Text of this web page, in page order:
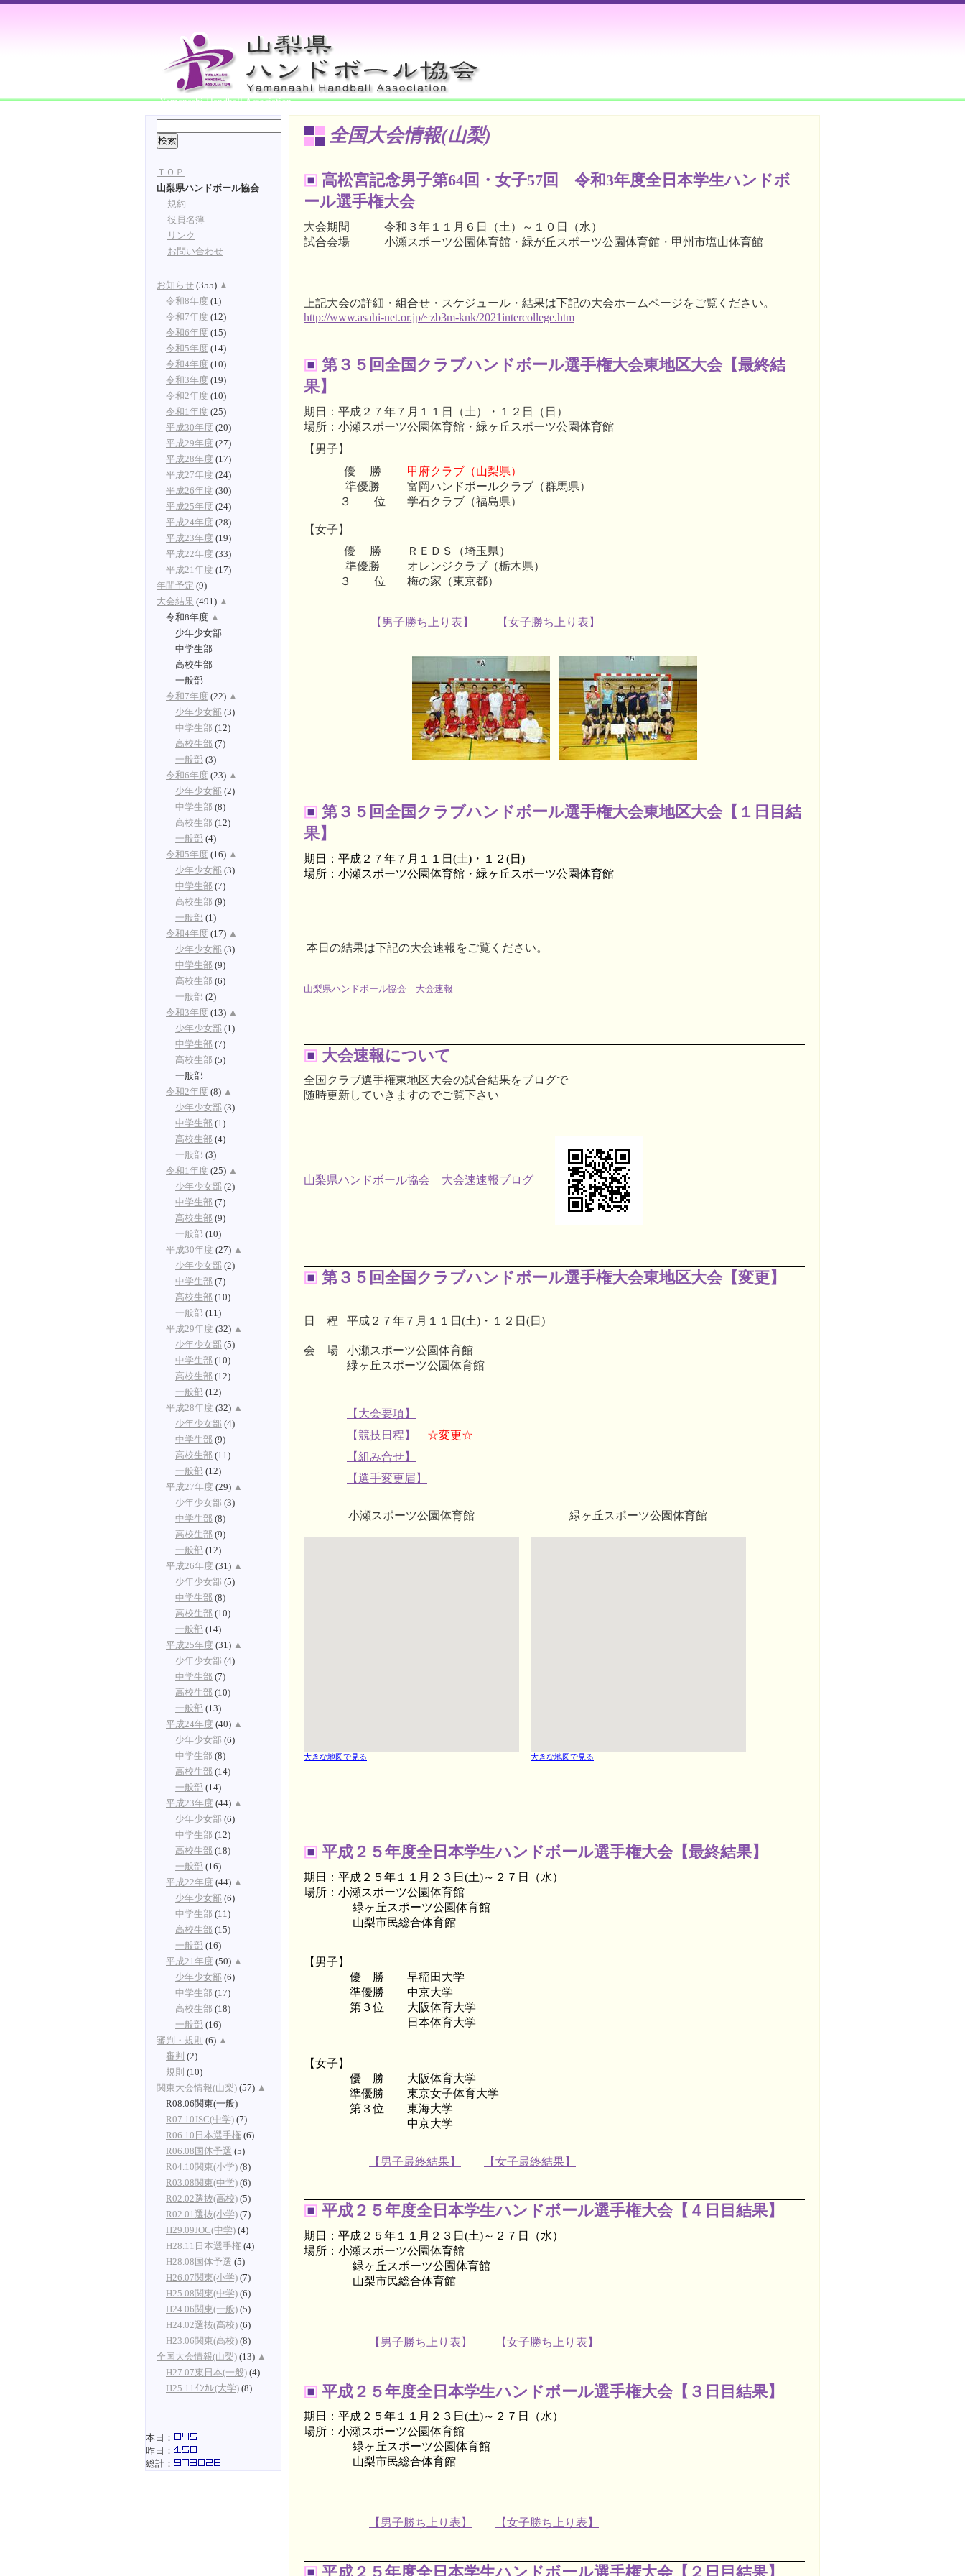
Yamanashi Handball Association
全国大会情報(山梨)
高松宮記念男子第64回・女子57回 令和3年度全日本学生ハンドボ
ール選手権大会
大会期間 令和３年１１月６日（土）～１０日（水）
試合会場 小瀬スポーツ公園体育館・緑が丘スポーツ公園体育館・甲州市塩山体育館
上記大会の詳細・組合せ・スケジュール・結果は下記の大会ホームページをご覧ください。
http://www.asahi-net.or.jp/~zb3m-knk/2021intercollege.htm
第３５回全国クラブハンドボール選手権大会東地区大会【最終結
果】
期日：平成２７年７月１１日（土）・１２日（日）
場所：小瀬スポーツ公園体育館・緑ヶ丘スポーツ公園体育館
【男子】
優 勝
甲府クラブ（山梨県）
準優勝
富岡ハンドボールクラブ（群馬県）
３ 位
学石クラブ（福島県）
【女子】
優 勝
ＲＥＤＳ（埼玉県）
準優勝
オレンジクラブ（栃木県）
３ 位
梅の家（東京都）
【男子勝ち上り表】 【女子勝ち上り表】
第３５回全国クラブハンドボール選手権大会東地区大会【１日目結
果】
期日：平成２７年７月１１日(土) ・１２(日)
場所：小瀬スポーツ公園体育館・緑ヶ丘スポーツ公園体育館
本日の結果は下記の大会速報をご覧ください。
山梨県ハンドボール協会 大会速報
大会速報について
全国クラブ選手権東地区大会の試合結果をブログで
随時更新していきますのでご覧下さい
山梨県ハンドボール協会 大会速速報ブログ
第３５回全国クラブハンドボール選手権大会東地区大会【変更】
日 程 平成２７年７月１１日(土)・１２日(日)
会 場
小瀬スポーツ公園体育館
緑ヶ丘スポーツ公園体育館
【大会要項】
【競技日程】
☆変更☆
【組み合せ】
【選手変更届】
小瀬スポーツ公園体育館 緑ヶ丘スポーツ公園体育館
大きな地図で見る 大きな地図で見る
平成２５年度全日本学生ハンドボール選手権大会【最終結果】
期日：平成２５年１１月２３日(土)～２７日
（水）
場所：小瀬スポーツ公園体育館
緑ヶ丘スポーツ公園体育館
山梨市民総合体育館
【男子】
優 勝 早稲田大学
準優勝 中京大学
第３位 大阪体育大学
日本体育大学
【女子】
優 勝 大阪体育大学
準優勝 東京女子体育大学
第３位 東海大学
中京大学
【男子最終結果】 【女子最終結果】
平成２５年度全日本学生ハンドボール選手権大会【４日目結果】
期日：平成２５年１１月２３日(土)～２７日
（水）
場所：小瀬スポーツ公園体育館
緑ヶ丘スポーツ公園体育館
山梨市民総合体育館
【男子勝ち上り表】 【女子勝ち上り表】
平成２５年度全日本学生ハンドボール選手権大会【３日目結果】
期日：平成２５年１１月２３日(土)～２７日
（水）
場所：小瀬スポーツ公園体育館
緑ヶ丘スポーツ公園体育館
山梨市民総合体育館
【男子勝ち上り表】 【女子勝ち上り表】
平成２５年度全日本学生ハンドボール選手権大会【２日目結果】
ＴＯＰ
山梨県ハンドボール協会
規約
役員名簿
リンク
お問い合わせ
お知らせ (355) ▲
令和8年度 (1)
令和7年度 (12)
令和6年度 (15)
令和5年度 (14)
令和4年度 (10)
令和3年度 (19)
令和2年度 (10)
令和1年度 (25)
平成30年度 (20)
平成29年度 (27)
平成28年度 (17)
平成27年度 (24)
平成26年度 (30)
平成25年度 (24)
平成24年度 (28)
平成23年度 (19)
平成22年度 (33)
平成21年度 (17)
年間予定 (9)
大会結果 (491) ▲
令和8年度 ▲
少年少女部
中学生部
高校生部
一般部
令和7年度 (22) ▲
少年少女部 (3)
中学生部 (12)
高校生部 (7)
一般部 (3)
令和6年度 (23) ▲
少年少女部 (2)
中学生部 (8)
高校生部 (12)
一般部 (4)
令和5年度 (16) ▲
少年少女部 (3)
中学生部 (7)
高校生部 (9)
一般部 (1)
令和4年度 (17) ▲
少年少女部 (3)
中学生部 (9)
高校生部 (6)
一般部 (2)
令和3年度 (13) ▲
少年少女部 (1)
中学生部 (7)
高校生部 (5)
一般部
令和2年度 (8) ▲
少年少女部 (3)
中学生部 (1)
高校生部 (4)
一般部 (3)
令和1年度 (25) ▲
少年少女部 (2)
中学生部 (7)
高校生部 (9)
一般部 (10)
平成30年度 (27) ▲
少年少女部 (2)
中学生部 (7)
高校生部 (10)
一般部 (11)
平成29年度 (32) ▲
少年少女部 (5)
中学生部 (10)
高校生部 (12)
一般部 (12)
平成28年度 (32) ▲
少年少女部 (4)
中学生部 (9)
高校生部 (11)
一般部 (12)
平成27年度 (29) ▲
少年少女部 (3)
中学生部 (8)
高校生部 (9)
一般部 (12)
平成26年度 (31) ▲
少年少女部 (5)
中学生部 (8)
高校生部 (10)
一般部 (14)
平成25年度 (31) ▲
少年少女部 (4)
中学生部 (7)
高校生部 (10)
一般部 (13)
平成24年度 (40) ▲
少年少女部 (6)
中学生部 (8)
高校生部 (14)
一般部 (14)
平成23年度 (44) ▲
少年少女部 (6)
中学生部 (12)
高校生部 (18)
一般部 (16)
平成22年度 (44) ▲
少年少女部 (6)
中学生部 (11)
高校生部 (15)
一般部 (16)
平成21年度 (50) ▲
少年少女部 (6)
中学生部 (17)
高校生部 (18)
一般部 (16)
審判・規則 (6) ▲
審判 (2)
規則 (10)
関東大会情報(山梨) (57) ▲
R08.06関東(一般)
R07.10JSC(中学) (7)
R06.10日本選手権 (6)
R06.08国体予選 (5)
R04.10関東(小学) (8)
R03.08関東(中学) (6)
R02.02選抜(高校) (5)
R02.01選抜(小学) (7)
H29.09JOC(中学) (4)
H28.11日本選手権 (4)
H28.08国体予選 (5)
H26.07関東(小学) (7)
H25.08関東(中学) (6)
H24.06関東(一般) (5)
H24.02選抜(高校) (6)
H23.06関東(高校) (8)
全国大会情報(山梨) (13) ▲
H27.07東日本(一般) (4)
H25.11ｲﾝｶﾚ(大学) (8)
本日：
昨日：
総計：